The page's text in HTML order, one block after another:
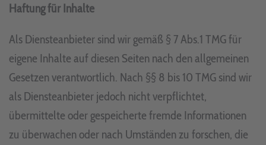
Haftung für Inhalte
Als Diensteanbieter sind wir gemäß § 7 Abs.1 TMG für
eigene Inhalte auf diesen Seiten nach den allgemeinen
Gesetzen verantwortlich. Nach §§ 8 bis 10 TMG sind wir
als Diensteanbieter jedoch nicht verpflichtet,
übermittelte oder gespeicherte fremde Informationen
zu überwachen oder nach Umständen zu forschen, die